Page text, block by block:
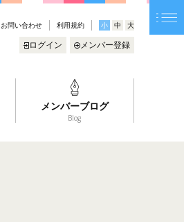
お問い合わせ 利用規約 小 中 大
ログイン メンバー登録
メンバーブログ
Blog